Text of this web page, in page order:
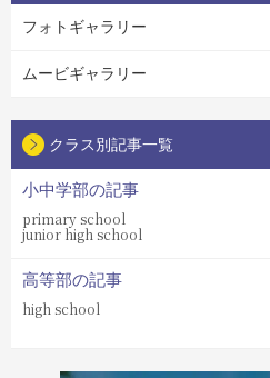
フォトギャラリー
ムービギャラリー
クラス別記事一覧
小中学部の記事
primary school
junior high school
高等部の記事
high school